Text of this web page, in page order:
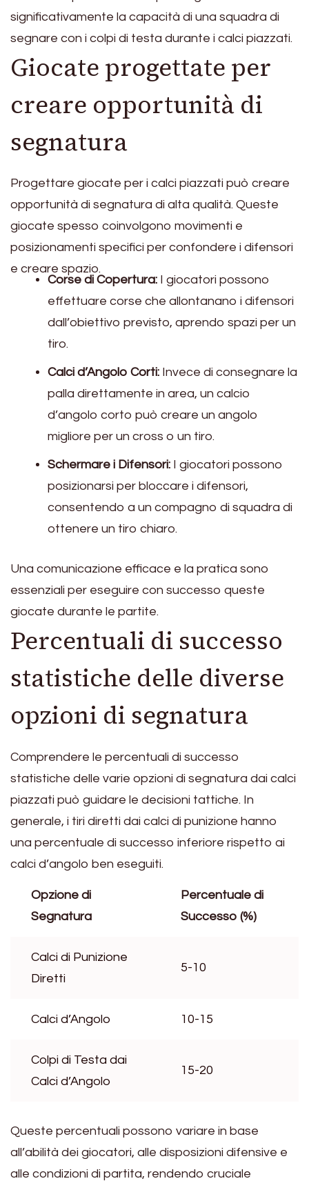
significativamente la capacità di una squadra di
segnare con i colpi di testa durante i calci piazzati.
Giocate progettate per
creare opportunità di
segnatura
Progettare giocate per i calci piazzati può creare
opportunità di segnatura di alta qualità. Queste
giocate spesso coinvolgono movimenti e
posizionamenti specifici per confondere i difensori
e creare spazio.
Corse di Copertura: I giocatori possono
effettuare corse che allontanano i difensori
dall’obiettivo previsto, aprendo spazi per un
tiro.
Calci d’Angolo Corti: Invece di consegnare la
palla direttamente in area, un calcio
d’angolo corto può creare un angolo
migliore per un cross o un tiro.
Schermare i Difensori: I giocatori possono
posizionarsi per bloccare i difensori,
consentendo a un compagno di squadra di
ottenere un tiro chiaro.
Una comunicazione efficace e la pratica sono
essenziali per eseguire con successo queste
giocate durante le partite.
Percentuali di successo
statistiche delle diverse
opzioni di segnatura
Comprendere le percentuali di successo
statistiche delle varie opzioni di segnatura dai calci
piazzati può guidare le decisioni tattiche. In
generale, i tiri diretti dai calci di punizione hanno
una percentuale di successo inferiore rispetto ai
calci d’angolo ben eseguiti.
Opzione di
Segnatura
Percentuale di
Successo (%)
Calci di Punizione
Diretti
5-10
Calci d’Angolo 10-15
Colpi di Testa dai
Calci d’Angolo
15-20
Queste percentuali possono variare in base
all’abilità dei giocatori, alle disposizioni difensive e
alle condizioni di partita, rendendo cruciale